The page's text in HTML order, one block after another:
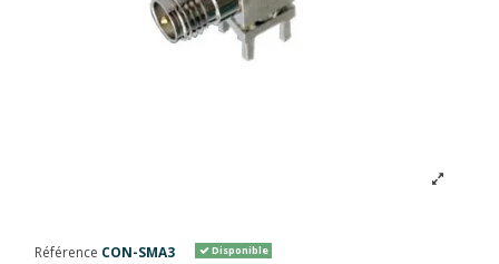
Référence CON-SMA3 Disponible